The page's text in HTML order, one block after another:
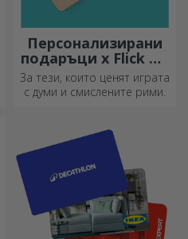
Персонализирани
подаръци x Flick Mr
Rima
За тези, които ценят играта
с думи и смислените рими.